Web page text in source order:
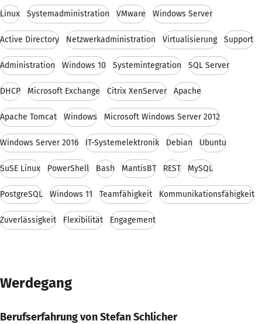
Linux Systemadministration VMware Windows Server
Active Directory Netzwerkadministration Virtualisierung Support
Administration Windows 10 Systemintegration SQL Server
DHCP Microsoft Exchange Citrix XenServer Apache
Apache Tomcat Windows Microsoft Windows Server 2012
Windows Server 2016 IT-Systemelektronik Debian Ubuntu
SuSE Linux PowerShell Bash MantisBT REST MySQL
PostgreSQL Windows 11 Teamfähigkeit Kommunikationsfähigkeit
Zuverlässigkeit Flexibilität Engagement
Werdegang
Berufserfahrung von Stefan Schlicher